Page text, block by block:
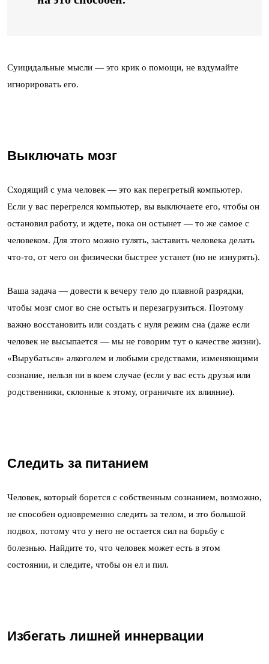
Суицидальные мысли — это крик о помощи, не вздумайте
игнорировать его.
Выключать мозг
Сходящий с ума человек — это как перегретый компьютер.
Если у вас перегрелся компьютер, вы выключаете его, чтобы он
остановил работу, и ждете, пока он остынет — то же самое с
человеком. Для этого можно гулять, заставить человека делать
что-то, от чего он физически быстрее устанет (но не изнурять).
Ваша задача — довести к вечеру тело до плавной разрядки,
чтобы мозг смог во сне остыть и перезагрузиться. Поэтому
важно восстановить или создать с нуля режим сна (даже если
человек не высыпается — мы не говорим тут о качестве жизни).
«Вырубаться» алкоголем и любыми средствами, изменяющими
сознание, нельзя ни в коем случае (если у вас есть друзья или
родственники, склонные к этому, ограничьте их влияние).
Следить за питанием
Человек, который борется с собственным сознанием, возможно,
не способен одновременно следить за телом, и это большой
подвох, потому что у него не остается сил на борьбу с
болезнью. Найдите то, что человек может есть в этом
состоянии, и следите, чтобы он ел и пил.
Избегать лишней иннервации